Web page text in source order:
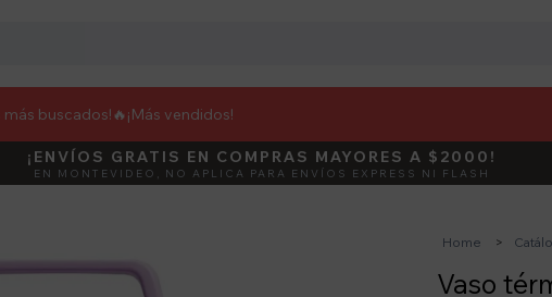
más buscados!🔥 ¡Más vendidos!
DEBUT ACTIVÁ EL
¡ENVÍOS GRATIS EN COMPRAS MAYORES A $2000!
EN MONTEVIDEO, NO APLICA PARA ENVÍOS EXPRESS NI FLASH
Home
Vaso